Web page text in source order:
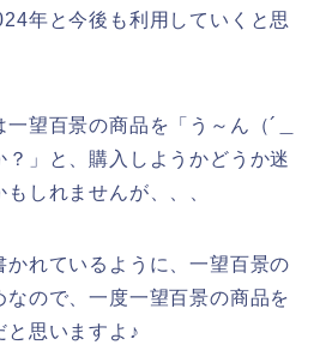
年と今後も利用していくと思
望百景の商品を「う～ん（´＿
？」と、購入しようかどうか迷
しれませんが、、、
かれているように、一望百景の
ので、一度一望百景の商品を
と思いますよ♪